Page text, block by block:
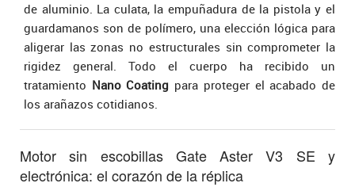
de aluminio. La culata, la empuñadura de la pistola y el
guardamanos son de polímero, una elección lógica para
aligerar las zonas no estructurales sin comprometer la
rigidez general. Todo el cuerpo ha recibido un
tratamiento Nano Coating para proteger el acabado de
los arañazos cotidianos.
Motor sin escobillas Gate Aster V3 SE y
electrónica: el corazón de la réplica